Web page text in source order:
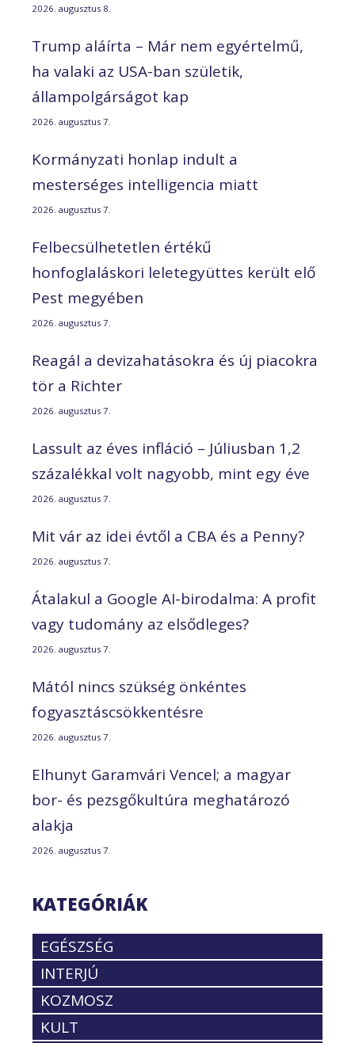
2026. augusztus 8.
Trump aláírta – Már nem egyértelmű,
ha valaki az USA-ban születik,
állampolgárságot kap
2026. augusztus 7.
Kormányzati honlap indult a
mesterséges intelligencia miatt
2026. augusztus 7.
Felbecsülhetetlen értékű
honfoglaláskori leletegyüttes került elő
Pest megyében
2026. augusztus 7.
Reagál a devizahatásokra és új piacokra
tör a Richter
2026. augusztus 7.
Lassult az éves infláció – Júliusban 1,2
százalékkal volt nagyobb, mint egy éve
2026. augusztus 7.
Mit vár az idei évtől a CBA és a Penny?
2026. augusztus 7.
Átalakul a Google AI-birodalma: A profit
vagy tudomány az elsődleges?
2026. augusztus 7.
Mától nincs szükség önkéntes
fogyasztáscsökkentésre
2026. augusztus 7.
Elhunyt Garamvári Vencel; a magyar
bor- és pezsgőkultúra meghatározó
alakja
2026. augusztus 7.
KATEGÓRIÁK
EGÉSZSÉG
INTERJÚ
KOZMOSZ
KULT